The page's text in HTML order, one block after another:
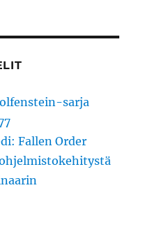
sarja
Fallen Order